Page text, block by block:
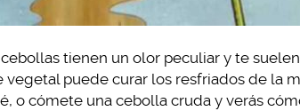
cebollas tienen un olor peculiar y te
vegetal puede curar los resfriados de la
o cómete una cebolla cruda y verás